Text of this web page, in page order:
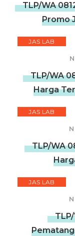
TLP/WA
Promo
JAS LAB
TLP/WA
Harga
JAS LAB
TLP/WA
JAS LAB